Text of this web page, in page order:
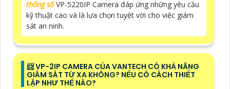
thông sốVP-5220IP Camera đáp ứng những yêu cầu
kỹ thuật cao và là lựa chọn tuyệt vời cho việc giám
sát an ninh.
📨 VP-2IP CAMERA CỦA VANTECH CÓ KHẢ NĂNG
GIÁM SÁT TỪ XA KHÔNG? NẾU CÓ CÁCH THIẾT
LẬP NHƯ THẾ NÀO?